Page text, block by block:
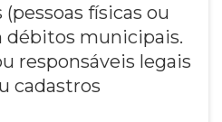
físicas ou
débitos municipais.
responsáveis legais
cadastros